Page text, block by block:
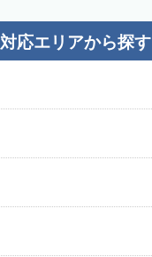
対応エリアから探す